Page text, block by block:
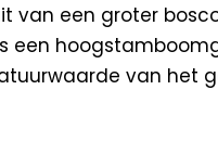
een groter
een
van het